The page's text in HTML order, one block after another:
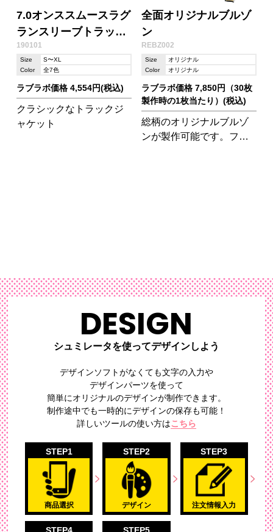
7.0オンススムースラグ
ランスリーブトラック
ジャケット
190101
Size
S〜XL
Color
全7色
ラブラボ価格 4,554円(税込)
クラシックなトラックジ
ャケット
全面オリジナルブルゾ
ン
REBZ002
Size
オリジナル
Color
オリジナル
ラブラボ価格 7,850円（30枚
製作時の1枚当たり）(税込)
総柄のオリジナルブルゾ
ンが製作可能です。フル
DESIGN
シュミレータを使ってデザインしよう
デザインソフトがなくても文字の入力や
デザインパーツを使って
簡単にオリジナルのデザインが制作できます。
制作途中でも一時的にデザインの保存も可能！
詳しいツールの使い方はこちら
STEP1
商品選択
STEP2
デザイン
STEP3
注文情報入力
STEP4 STEP5